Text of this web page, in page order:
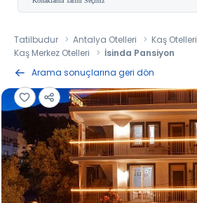
Tatilbudur Antalya Otelleri
Kaş Otelleri
Kaş Merkez Otelleri
İsinda Pansiyon
Arama sonuçlarına geri dön